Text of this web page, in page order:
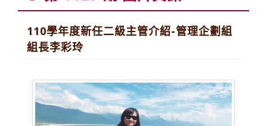
110學年度新任二級主管介紹-管理企劃組
組長李彩玲